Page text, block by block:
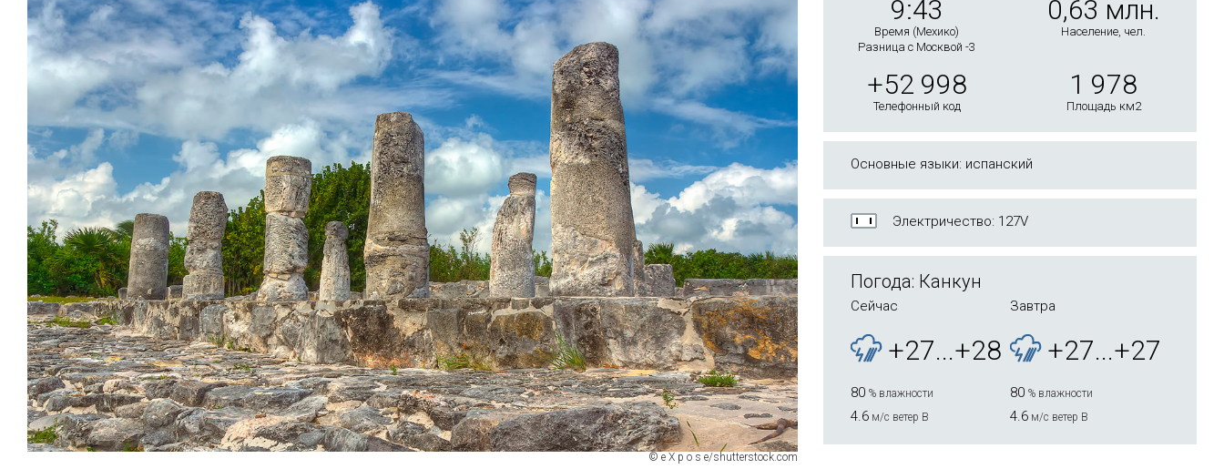
9:43
Время (Мехико)
Разница с Москвой -3
0,63 млн.
Население, чел.
+52 998
Телефонный код
1 978
Площадь км2
Основные языки: испанский
Электричество: 127V
Погода: Канкун
Сейчас Завтра
+27...+28 +27...+27
80 % влажности 80 % влажности
4.6 м/с ветер В 4.6 м/с ветер В
© e X p o s e/shutterstock.com